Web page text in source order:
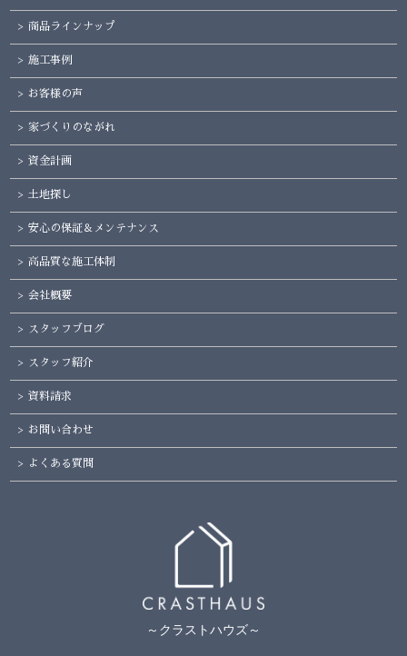
商品ラインナップ
施工事例
お客様の声
家づくりのながれ
資金計画
土地探し
安心の保証＆メンテナンス
高品質な施工体制
会社概要
スタッフブログ
スタッフ紹介
資料請求
お問い合わせ
よくある質問
～クラストハウズ～